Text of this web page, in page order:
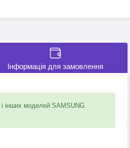
Інформація для замовлення
і інших моделей SAMSUNG.